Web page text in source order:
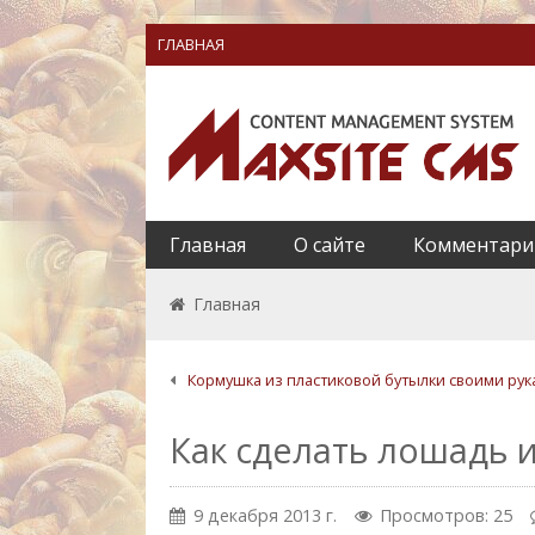
ГЛАВНАЯ
Главная О сайте
Главная
Кормушка из пластиковой бутылки своими
Как сделать лошадь
9 декабря 2013 г. Просмотров: 25